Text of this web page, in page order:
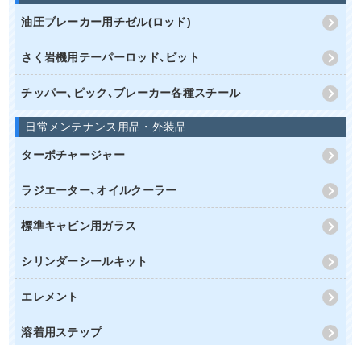
油圧ブレーカー用チゼル(ロッド)
さく岩機用テーパーロッド､ビット
チッパー､ピック､ブレーカー各種スチール
日常メンテナンス用品・外装品
ターボチャージャー
ラジエーター､オイルクーラー
標準キャビン用ガラス
シリンダーシールキット
エレメント
溶着用ステップ